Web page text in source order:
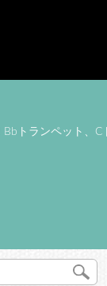
Bbトランペット